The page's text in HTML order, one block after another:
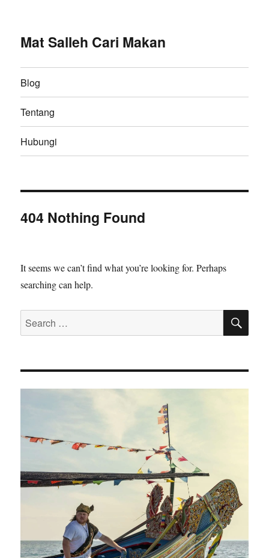
Mat Salleh Cari Makan
Blog
Tentang
Hubungi
404 Nothing Found
It seems we can’t find what you’re looking for. Perhaps
searching can help.
Search
for: